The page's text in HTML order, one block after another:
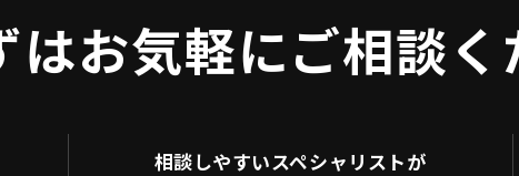
はお気軽にご相談く
相談しやすいスペシャリストが